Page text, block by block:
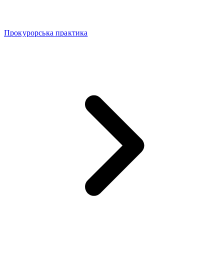
Прокурорська практика